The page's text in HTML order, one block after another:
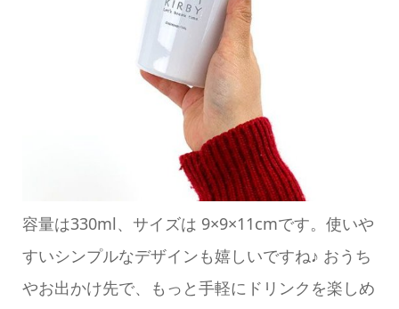
容量は330ml、サイズは 9×9×11cmです。使いや
すいシンプルなデザインも嬉しいですね♪ おうち
やお出かけ先で、もっと手軽にドリンクを楽しめ